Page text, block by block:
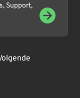
, Support,